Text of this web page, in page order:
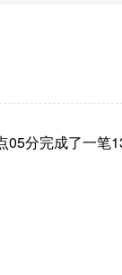
分完成了一笔